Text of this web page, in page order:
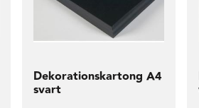
Dekorationskartong A4
svart